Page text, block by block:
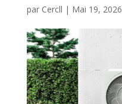
par Cercll | Mai 19, 2026